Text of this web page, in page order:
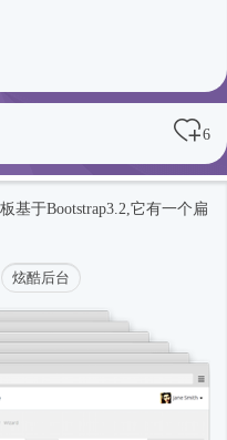
6
基于Bootstrap3.2,它有一个扁
炫酷后台